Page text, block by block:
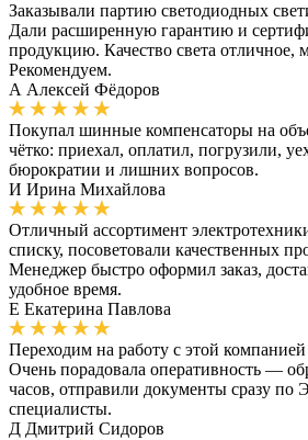
Заказывали партию светодиодных
Дали расширенную гарантию и
продукцию. Качество света отличное,
Рекомендуем.
А Алексей Фёдоров
Покупал шинные компенсаторы на
чётко: приехал, оплатил, погрузили,
бюрократии и лишних вопросов.
И Ирина Михайлова
Отличный ассортимент
списку, посоветовали качественных
Менеджер быстро оформил заказ,
удобное время.
Е Екатерина Павлова
Переходим на работу с этой
Очень порадовала оперативность —
часов, отправили документы сразу
специалисты.
Д Дмитрий Сидоров